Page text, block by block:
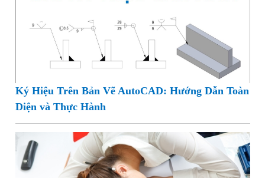
Ký Hiệu Trên Bản Vẽ AutoCAD: Hướng Dẫn Toàn
Diện và Thực Hành